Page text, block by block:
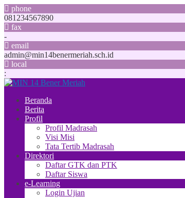
phone
081234567890
fax
-
email
admin@min14benermeriah.sch.id
local
:
Beranda
Berita
Profil
Profil Madrasah
Visi Misi
Tata Tertib Madrasah
Direktori
Daftar GTK dan PTK
Daftar Siswa
e-Learning
Login Ujian